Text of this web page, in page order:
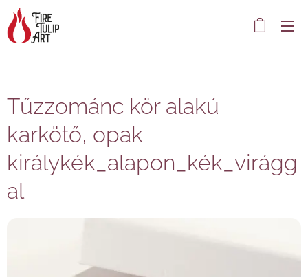
Tűzzománc kör alakú
karkötő, opak
királykék_alapon_kék_virágg
al